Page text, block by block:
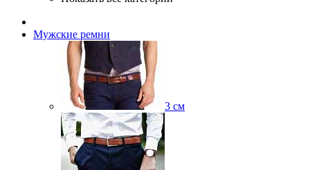
Мужские ремни
3 см